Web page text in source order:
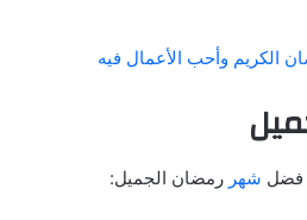
وأحب الأعمال فيه
فضل شهر رمضان الجميل: